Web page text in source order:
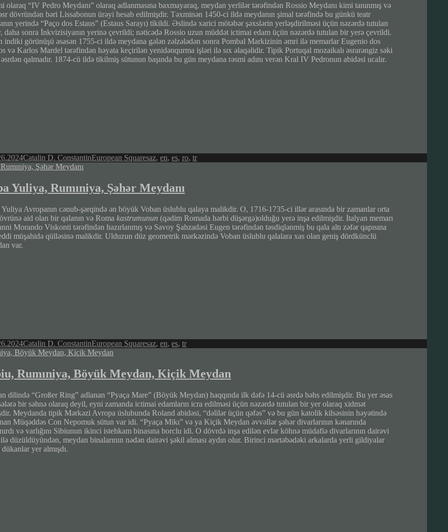
olaraq “IV Pedro Meydanı” olaraq adlanmasına baxmayaraq, meydan yerlilər tərəfindən Rossio Meydanı kimi tanınmış və
dövründən bəri Lissabonun ürəyi hesab edilmişdir. Təxminən 1450-ci ildə meydanın şimal tərəfində bu günkü teatr
yerində “Paço dos Estaus” (Estaus Sarayı) tikildi. Əslində xarici mötəbər şəxslərin yerləşdirilməsi üçün nəzərdə tutulan
daha sonra İnkvizisiyanın yerinə çevrildi; nəticədə Rossio uzun müddət ictimai edam üçün nəzərdə tutulan bir yerə çevrildi.
indiki görünüşü əsasən 1755-ci ildə meydana gələn zəlzələdən sonra Pombal Markizinin əmri ilə memarlar Eugenio dos
və Karlos Mardel tərəfindən həyata keçirilən yenidənqurma işləri ilə sıx əlaqəlidir. Tipik Portuqal mozaikalı əsrarəngiz səki
qalmadır. 1874-cü ildə tikilmiş sütunun başında bu gün meydana rəsmi adını verən Kral IV Pedronun abidəsi ucalır.
Author
Catalin D. ConstantinCategories
European SquaresTags
az,en,es,ro,tr
Yuliya, Rumıniya, Şəhər Meydanı
Avropanın cənub-şərqində ən böyük Voban üslublu qalaya malikdir. O, 1716-1735-ci illər arasında bir zamanlar orta
aid olan bir qalanın və Roma kastrumunun (qədim Romada hərbi düşərgə)olduğu yerə inşa edilmişdir. İtalyan memarı
Morando Viskonti tərəfindən hazırlanmış və Savoy Şahzadəsi Eugen tərəfindən təsdiqlənmiş bu qala altı zəfər qapısına
müşahidə qülləsinə malikdir. Ulduzun düz geometrik mərkəzində Voban üslublu qalalara xas olan geniş dördkünclü
var.
Author
Catalin D. ConstantinCategories
European SquaresTags
az,en,es,tr
Rumıniya, Böyük Meydan, Kiçik Meydan
dilində “Großer Ring” adlanan “Pyaça Mare” (Böyük Meydan) haqqında ilk dəfə 14-cü əsrdə bəhs edilmişdir. Bu yer əsas
bir səhnə olaraq deyil, eyni zamanda ictimai edamların icra edilməsi üçün nəzərdə tutulan bir yer olaraq xidmət
Meydanda tipik Mərkəzi Avropa üslubunda Roland abidəsi, “dəlilər üçün qəfəs” və bu gün katolik kilsəsinin həyətində
Müqəddəs Con Nepomuk sütun var idi. “Pyaça Mikı” və ya Kiçik Meydan əvvəllər şəhər divarlarının kənarında
və varlığını Sibiunun ikinci istehkam binasına borclu idi. O dövrdə inşa edilən evlər köhnə müdafiə divarlarının dairəvi
düzüldüyündən, meydan binalarının nədən dairəvi şəkil alması aydın olur. Birinci mərtəbədəki arkalarda yerli gildiyalar
yer almışdı.